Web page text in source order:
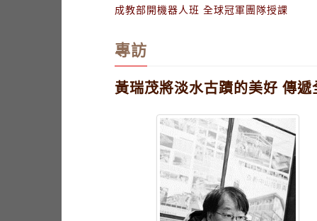
成教部開機器人班 全球冠軍團隊授課
專訪
黃瑞茂將淡水古蹟的美好 傳遞